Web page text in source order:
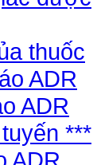
thuốc
ADR
ADR
***